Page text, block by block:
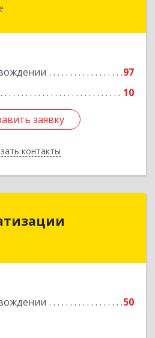
97
10
заявку
контакты
край, Комсомольск-на-
заявку
Назад
50
край, Амурск г, Мира пр-